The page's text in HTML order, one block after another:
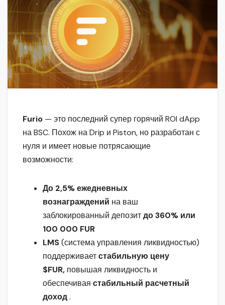
Furio — это последний супер горячий ROI dApp
на BSC. Похож на Drip и Piston, но разработан с
нуля и имеет новые потрясающие
возможности:
До 2,5% ежедневных
вознаграждений на ваш
заблокированный депозитдо 360% или
100 000 FUR
LMS(система управления ликвидностью)
поддерживаетстабильную цену
$FUR, повышая ликвидность и
обеспечивая стабильный расчетный
доход.